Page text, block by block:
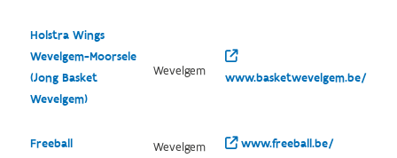
Holstra Wings
Wevelgem-Moorsele
(Jong Basket
Wevelgem)
Wevelgem www.basketwevelgem.be/
Freeball Wevelgem www.freeball.be/